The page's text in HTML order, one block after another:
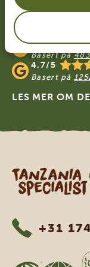
VÅRE
SPECIALIST
4.9/5
Basert på
4.7/5
Basert på
LES MER OM
Tanzania
+31